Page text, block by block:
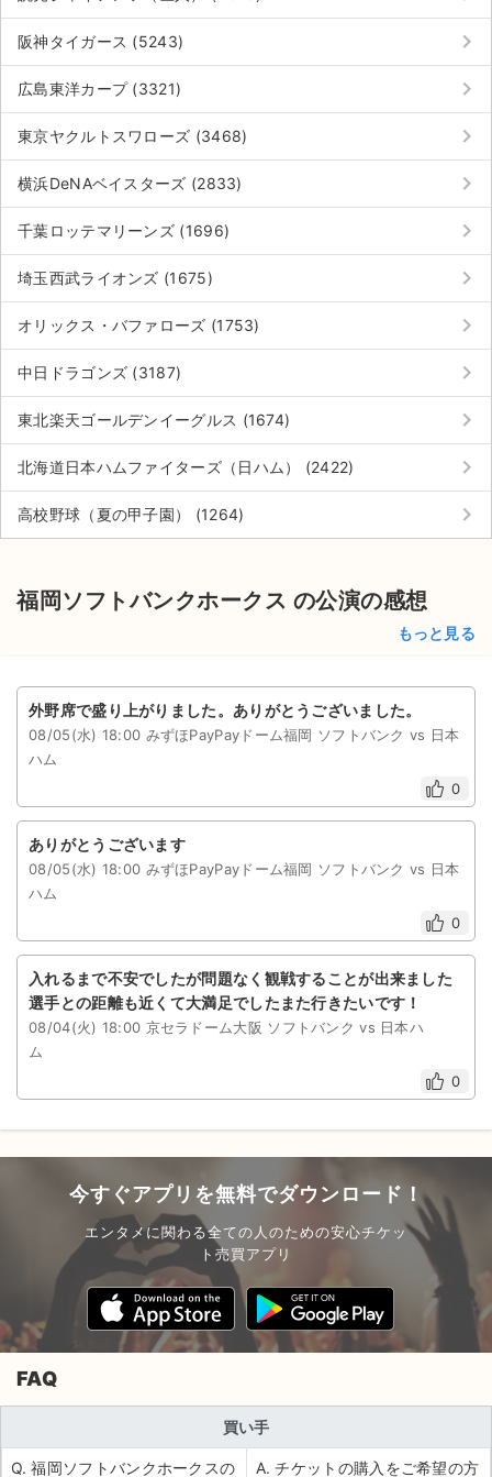
阪神タイガース (5243) keyboard_arrow_right
広島東洋カープ (3321) keyboard_arrow_right
東京ヤクルトスワローズ (3468) keyboard_arrow_right
横浜DeNAベイスターズ (2833) keyboard_arrow_right
千葉ロッテマリーンズ (1696) keyboard_arrow_right
埼玉西武ライオンズ (1675) keyboard_arrow_right
オリックス・バファローズ (1753) keyboard_arrow_right
中日ドラゴンズ (3187) keyboard_arrow_right
東北楽天ゴールデンイーグルス (1674) keyboard_arrow_right
北海道日本ハムファイターズ（日ハム） (2422) keyboard_arrow_right
高校野球（夏の甲子園） (1264) keyboard_arrow_right
福岡ソフトバンクホークス の公演の感想
もっと見る
外野席で盛り上がりました。ありがとうございました。
08/05(水) 18:00 みずほPayPayドーム福岡 ソフトバンク vs 日本
ハム
0
ありがとうございます
08/05(水) 18:00 みずほPayPayドーム福岡 ソフトバンク vs 日本
ハム
0
入れるまで不安でしたが問題なく観戦することが出来ました
選手との距離も近くて大満足でしたまた行きたいです！
08/04(火) 18:00 京セラドーム大阪 ソフトバンク vs 日本ハ
ム
0
今すぐアプリを無料でダウンロード！
エンタメに関わる全ての人のための安心チケッ
ト売買アプリ
FAQ
買い手
Q. 福岡ソフトバンクホークスの
A. チケットの購入をご希望の方